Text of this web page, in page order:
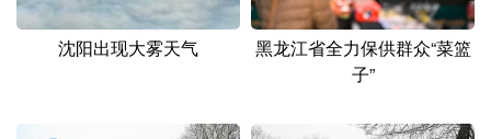
沈阳出现大雾天气
黑龙江省全力保供群众“菜篮
子”